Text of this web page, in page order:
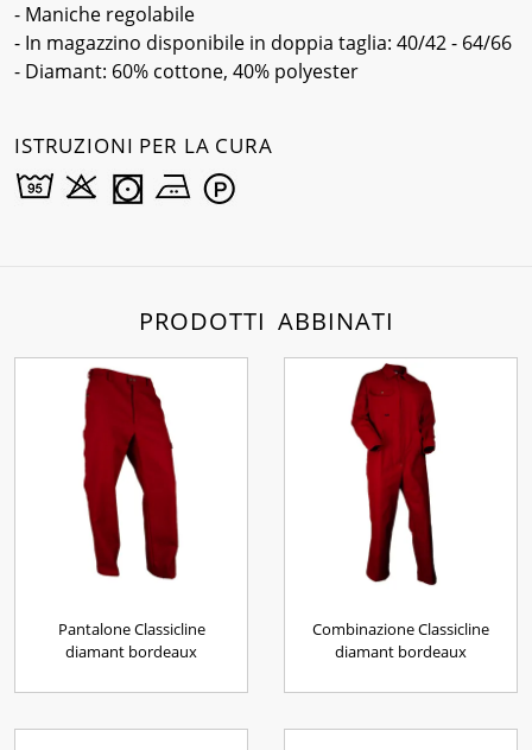
- Maniche regolabile
- In magazzino disponibile in doppia taglia: 40/42 - 64/66
- Diamant: 60% cottone, 40% polyester
ISTRUZIONI PER LA CURA
PRODOTTI ABBINATI
Pantalone Classicline
diamant bordeaux
Combinazione Classicline
diamant bordeaux